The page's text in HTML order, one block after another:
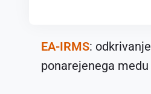
EA-IRMS: odkrivanje
ponarejenega medu